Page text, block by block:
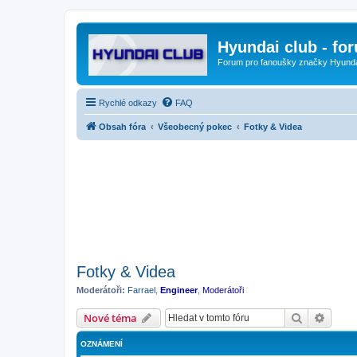
Hyundai club -
Forum pro fanoušky značky
Rychlé odkazy FAQ
Obsah fóra Všeobecný pokec Fotky & Videa
Fotky & Videa
Moderátoři: Farrael Engineer, Moderátoři
Nové téma Hledat
OZNÁMENÍ